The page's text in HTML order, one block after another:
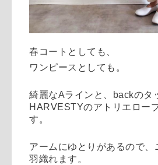
春コートとしても、
ワンピースとしても。
綺麗なAラインと、backのタ
HARVESTYのアトリエロー
す。
アームにゆとりがあるので、
羽織れます。